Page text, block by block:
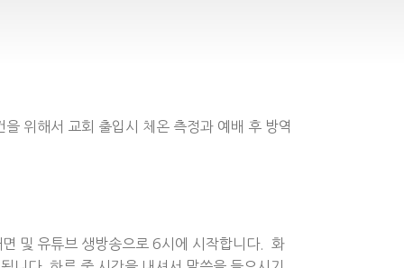
위해서 교회 출입시 체온 측정과 예배 후 방역
및 유튜브 생방송으로 6시에 시작합니다. 화